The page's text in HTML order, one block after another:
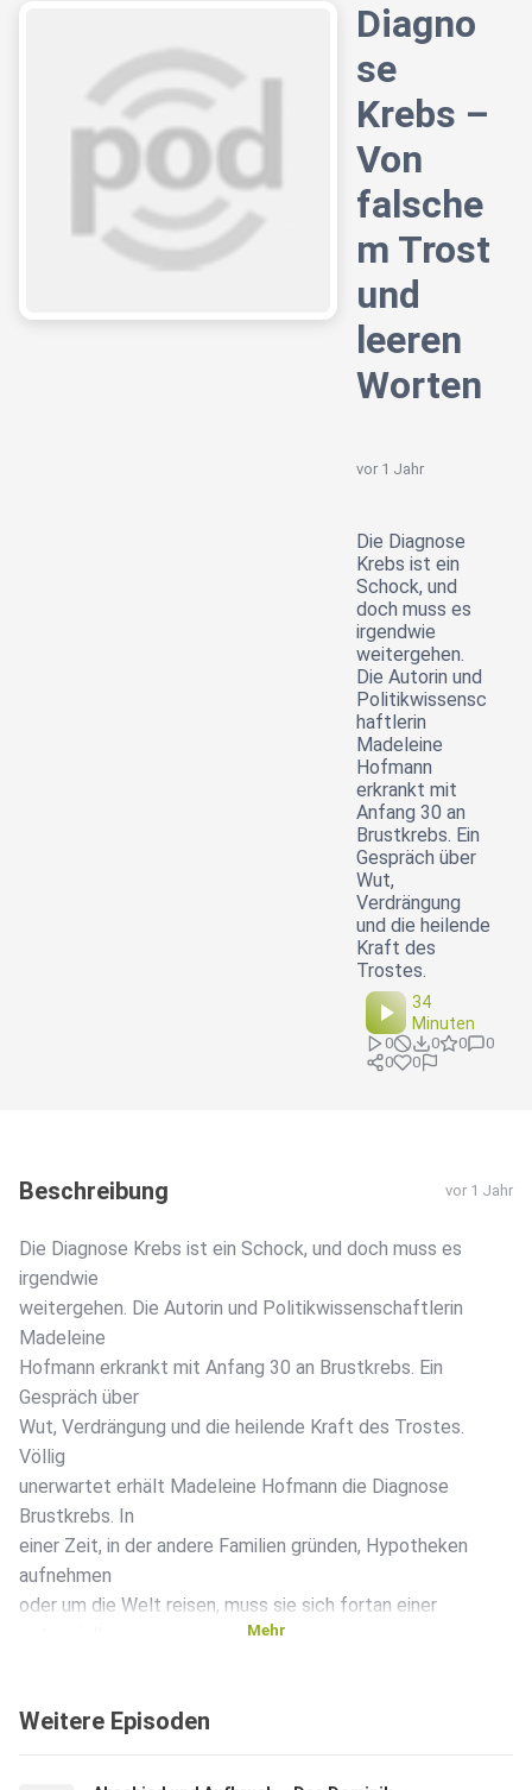
Diagno
se
Krebs –
Von
falsche
m Trost
und
leeren
Worten
vor 1 Jahr
Die Diagnose
Krebs ist ein
Schock, und
doch muss es
irgendwie
weitergehen.
Die Autorin und
Politikwissensc
haftlerin
Madeleine
Hofmann
erkrankt mit
Anfang 30 an
Brustkrebs. Ein
Gespräch über
Wut,
Verdrängung
und die heilende
Kraft des
Trostes.
34
Minuten
0 0 0
0
0
0
Beschreibung vor 1 Jahr
Die Diagnose Krebs ist ein Schock, und doch muss es
irgendwie
weitergehen. Die Autorin und Politikwissenschaftlerin
Madeleine
Hofmann erkrankt mit Anfang 30 an Brustkrebs. Ein
Gespräch über
Wut, Verdrängung und die heilende Kraft des Trostes.
Völlig
unerwartet erhält Madeleine Hofmann die Diagnose
Brustkrebs. In
einer Zeit, in der andere Familien gründen, Hypotheken
aufnehmen
oder um die Welt reisen, muss sie sich fortan einer
Leben aufzugeben. Doch die Politikwissenschaftlerin und
findet in die Akzeptanz, verliert vermeintlich gute
Mehr
Weitere Episoden